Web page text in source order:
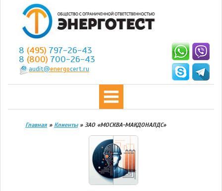
8 (495) 797-26-43
8 (800) 700-26-43
audit@energocert.ru
Главная » Клиенты» ЗАО «МОСКВА-МАКДОНАЛДС»